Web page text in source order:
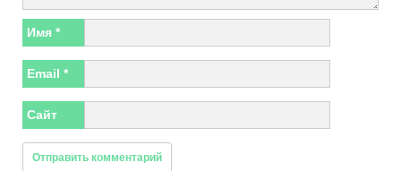
Имя *
Email *
Сайт